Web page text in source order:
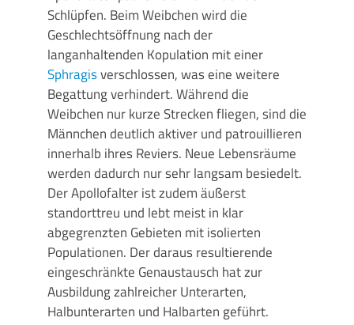
Schlüpfen. Beim Weibchen wird die
Geschlechtsöffnung nach der
langanhaltenden Kopulation mit einer
Sphragisverschlossen, was eine weitere
Begattung verhindert. Während die
Weibchen nur kurze Strecken fliegen, sind die
Männchen deutlich aktiver und patrouillieren
innerhalb ihres Reviers. Neue Lebensräume
werden dadurch nur sehr langsam besiedelt.
Der Apollofalter ist zudem äußerst
standorttreu und lebt meist in klar
abgegrenzten Gebieten mit isolierten
Populationen. Der daraus resultierende
eingeschränkte Genaustausch hat zur
Ausbildung zahlreicher Unterarten,
Halbunterarten und Halbarten geführt.